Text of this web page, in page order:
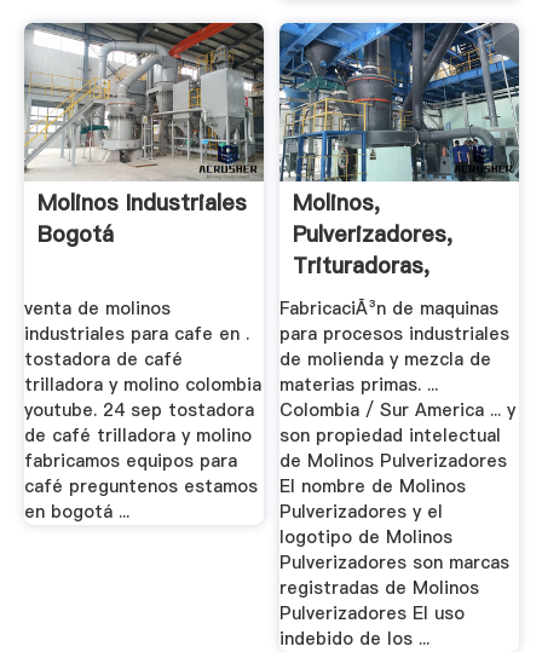
Molinos Industriales
Bogotá
venta de molinos
industriales para cafe en .
tostadora de café
trilladora y molino colombia
youtube. 24 sep tostadora
de café trilladora y molino
fabricamos equipos para
café preguntenos estamos
en bogotá ...
Molinos,
Pulverizadores,
Trituradoras,
Quebrantadores ...
FabricaciÃ³n de maquinas
para procesos industriales
de molienda y mezcla de
materias primas. ...
Colombia / Sur America ... y
son propiedad intelectual
de Molinos Pulverizadores
El nombre de Molinos
Pulverizadores y el
logotipo de Molinos
Pulverizadores son marcas
registradas de Molinos
Pulverizadores El uso
indebido de los ...